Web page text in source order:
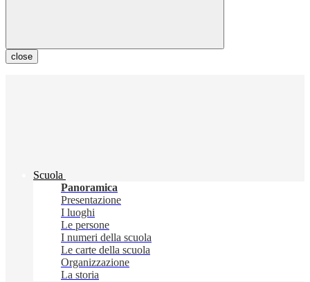
close
Scuola
Panoramica
Presentazione
I luoghi
Le persone
I numeri della scuola
Le carte della scuola
Organizzazione
La storia